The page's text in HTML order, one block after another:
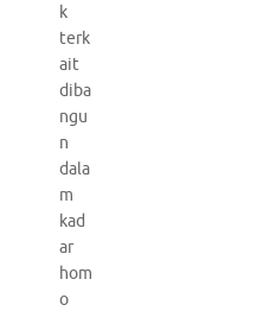
k
terk
ait
diba
ngu
n
dala
m
kad
ar
hom
o